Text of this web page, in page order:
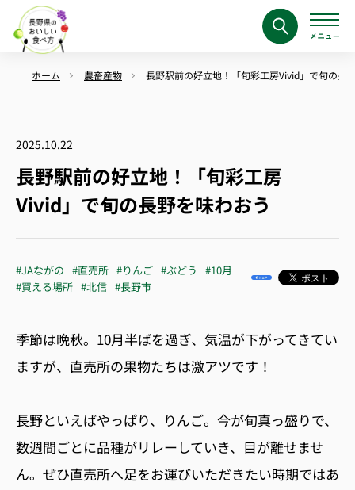
ホーム 農畜産物 長野駅前の好立地！「旬彩工房Vivid」で旬の長
2025.10.22
長野駅前の好立地！「旬彩工房
Vivid」で旬の長野を味わおう
#JAながの #直売所 #りんご #ぶどう
#10月
#買える場所 #北信 #長野市
季節は晩秋。10月半ばを過ぎ、気温が下がってきてい
ますが、直売所の果物たちは激アツです！
長野といえばやっぱり、りんご。今が旬真っ盛りで、
数週間ごとに品種がリレーしていき、目が離せませ
ん。ぜひ直売所へ足をお運びいただきたい時期ではあ